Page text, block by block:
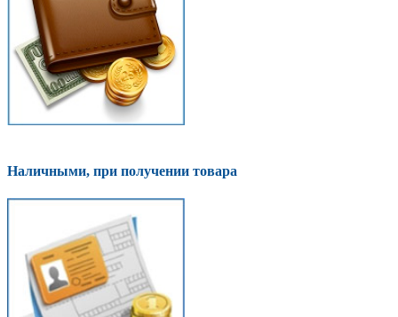
Наличными, при получении товара